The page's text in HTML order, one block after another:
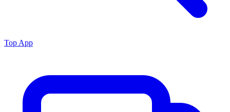
Top App